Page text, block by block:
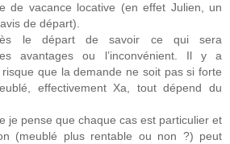
de vacance locative (en effet Julien, un
de départ).
le départ de savoir ce qui sera
avantages ou l’inconvénient. Il y a
que la demande ne soit pas si forte
effectivement Xa, tout dépend du
je pense que chaque cas est particulier et
(meublé plus rentable ou non ?) peut